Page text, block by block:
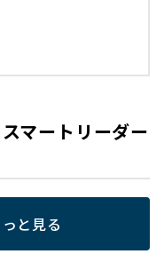
マートリーダー
と見る